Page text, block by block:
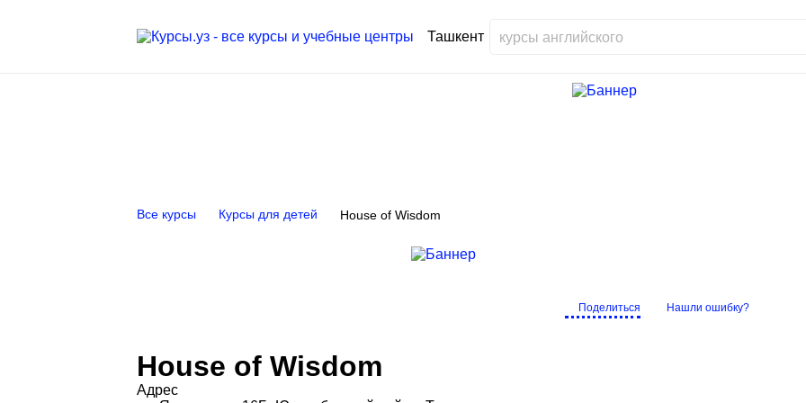
Ташкент
Все курсы Курсы для детей House of Wisdom
Поделиться Нашли ошибку?
House of Wisdom
Адрес